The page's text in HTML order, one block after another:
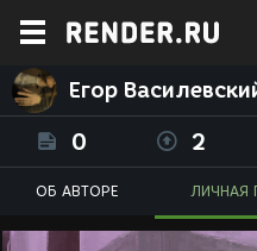
Егор
0 2
ОБ АВТОРЕ ЛИЧНАЯ